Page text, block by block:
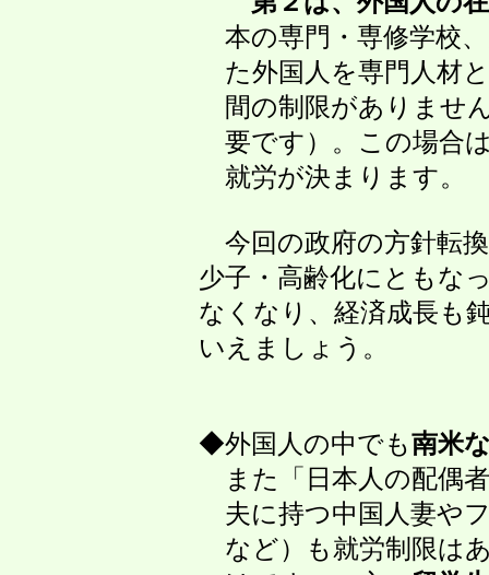
本の専門・専修学校、
た外国人を専門人材と
間の制限がありません
要です）。この場合は
就労が決ま
今回の政府の方針転換
少子・高齢化にともな
なくなり、経済成長も
いえましょう。
◆外国人の中でも南米
また「日本人の配偶者
夫に持つ中国人妻やフ
など）も就労制限はあ